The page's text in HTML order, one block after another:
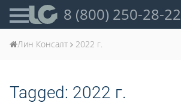
8 (800) 250-28-22
Лин Консалт 2022 г.
Tagged: 2022 г.